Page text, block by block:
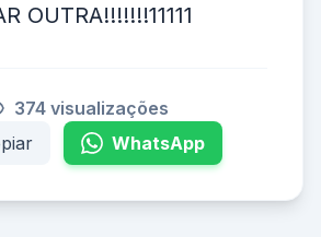
OUTRA!!!!!!!11111
374 visualizações
WhatsApp